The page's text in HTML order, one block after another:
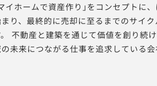
イホームで資産作り｣をコンセプトに
り、最終的に売却に至るまでのサイ
不動産と建築を通じて価値を創り続
未来につながる仕事を追求している